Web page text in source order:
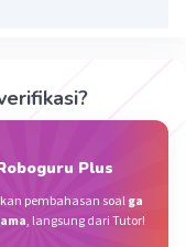
Plus
pembahasan soalga
, langsung dari Tutor!